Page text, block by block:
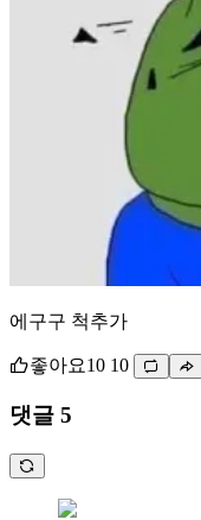
에구구 척추가
좋아요10 10
댓글 5